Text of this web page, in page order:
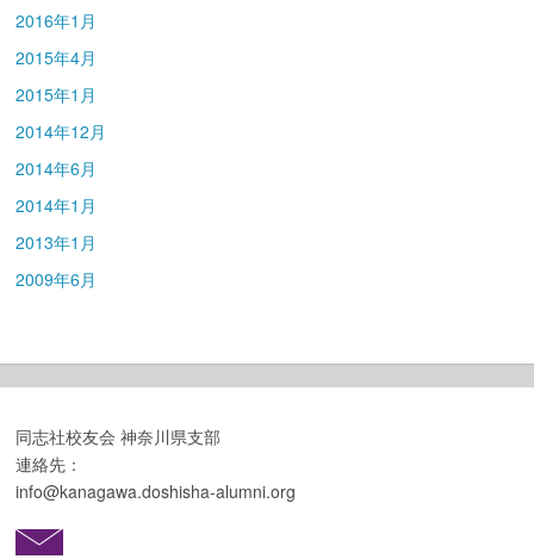
2016年1月
2015年4月
2015年1月
2014年12月
2014年6月
2014年1月
2013年1月
2009年6月
同志社校友会 神奈川県支部
連絡先：
info@kanagawa.doshisha-alumni.org